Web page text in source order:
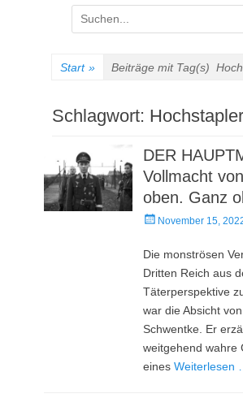
Suche
nach:
Start » Beiträge mit Tag(s)
Schlagwort: Hochstapler
DER
Vollmacht
oben. Ganz
Veröffentlicht
November 15,
Die monströsen
Dritten Reich aus
Täterperspektive
war die Absicht
Schwentke. Er
weitgehend wahre
einesWeiterlesen …